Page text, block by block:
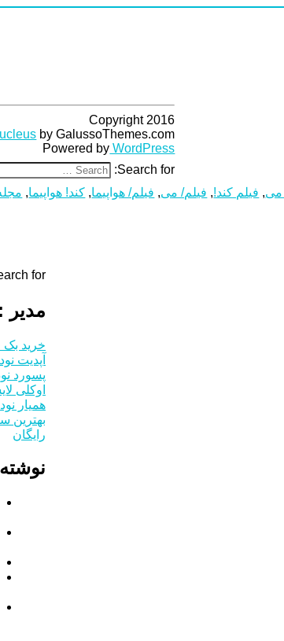
, فیلم کند!, فیلم/ می, فیلم/ هواپیما, کند! هواپیما,
for:
مدیر :
خرید بک
آپدیت نود 32
پسورد نود
اوکلی
همیار نود 32
بهترین
رایگان
Copyright 2016
by GalussoThemes.com
Powered by WordPress
Search for: